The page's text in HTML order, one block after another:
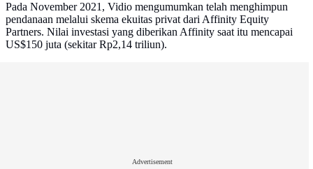
Pada November 2021, Vidio mengumumkan telah menghimpun
pendanaan melalui skema ekuitas privat dari Affinity Equity
Partners. Nilai investasi yang diberikan Affinity saat itu mencapai
US$150 juta (sekitar Rp2,14 triliun).
Advertisement